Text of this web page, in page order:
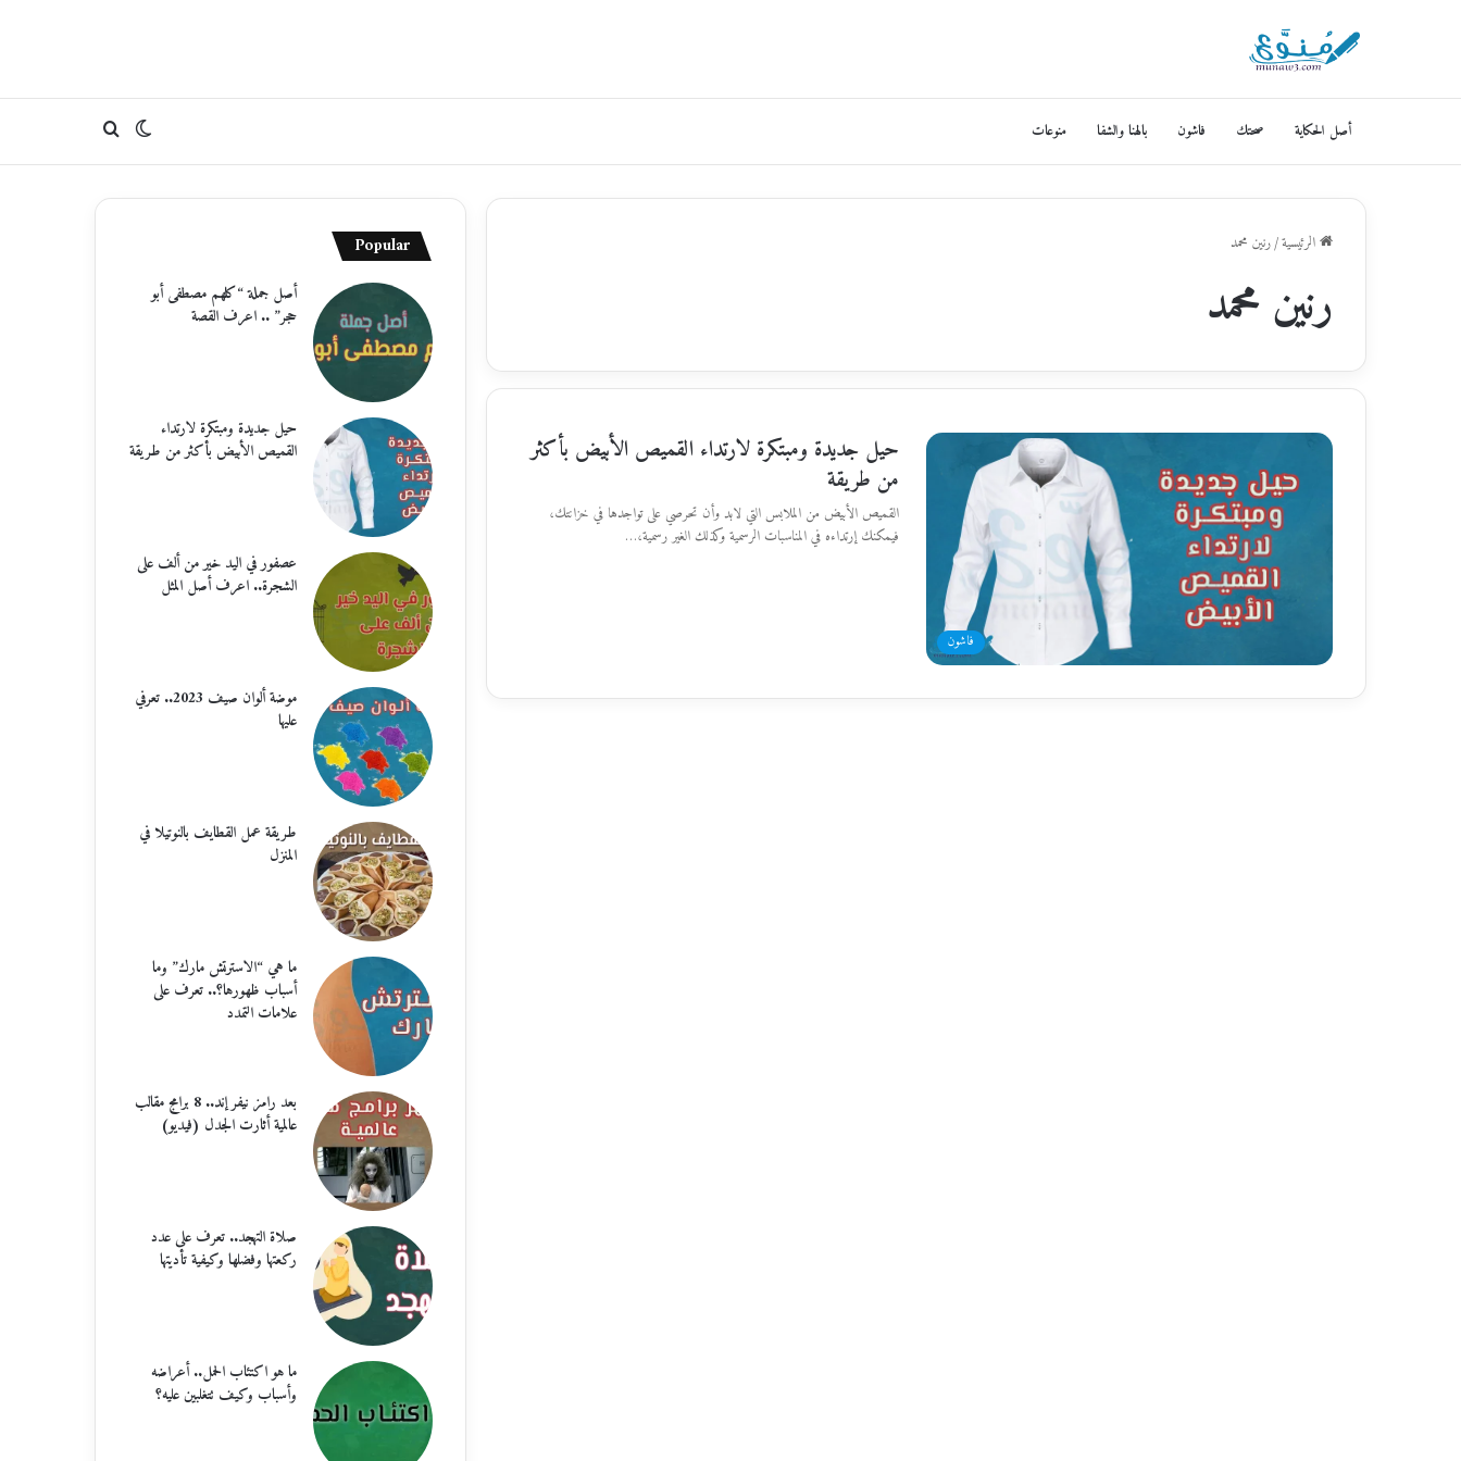
أصل الحكاية صحتك فاشون بالهنا والشفا منوعات بحثالوضع
المظلم
الرئيسية/رنين محمد
رنين محمد
فاشون
حيل جديدة ومبتكرة لارتداء القميص الأبيض بأكثر
من طريقة
القميص الأبيض من الملابس التي لابد وأن تحرصي على تواجدها في خزانتك،
فيمكنك إرتداءه في المناسبات الرسمية وكذلك الغير رسمية،…
Popular
أصل جملة “كلهم مصطفى أبو
حجر” .. اعرف القصة
حيل جديدة ومبتكرة لارتداء
القميص الأبيض بأكثر من طريقة
عصفور في اليد خير من ألف على
الشجرة.. اعرف أصل المثل
موضة ألوان صيف 2023.. تعرفي
عليها
طريقة عمل القطايف بالنوتيلا في
المنزل
ما هي “الاسترتش مارك” وما
أسباب ظهورها؟.. تعرف على
علامات التمدد
بعد رامز نيفر إند.. 8 برامج مقالب
عالمية أثارت الجدل (فيديو)
صلاة التهجد.. تعرف على عدد
ركعتها وفضلها وكيفية تأديتها
ما هو اكتئاب الحمل.. أعراضه
وأسباب وكيف تتغلبين عليه؟